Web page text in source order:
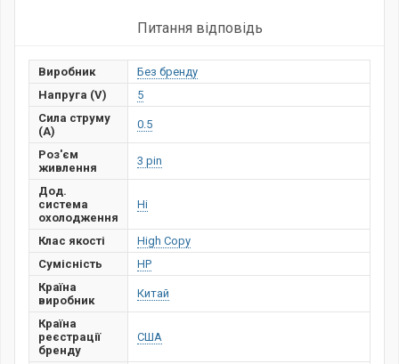
Питання відповідь
Виробник
Без бренду
Напруга (V)
5
Сила струму
(А)
0.5
Роз'єм
живлення
3 pin
Дод.
система
охолодження
Ні
Клас якості
High Copy
Сумісність
HP
Країна
виробник
Китай
Країна
реєстрації
бренду
США